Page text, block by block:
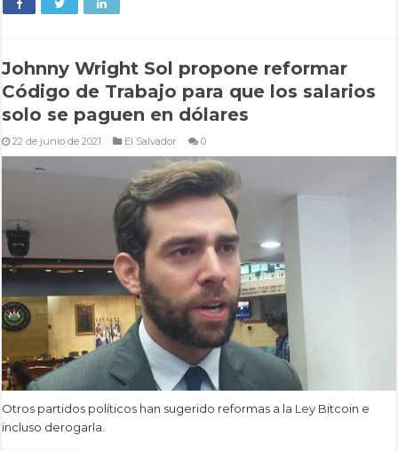
Johnny Wright Sol propone reformar
Código de Trabajo para que los salarios
solo se paguen en dólares
22 de junio de 2021 El Salvador 0
Otros partidos políticos han sugerido reformas a la Ley Bitcoin e
incluso derogarla.